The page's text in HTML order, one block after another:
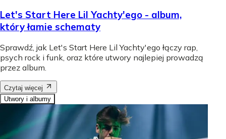
Let's Start Here Lil Yachty'ego - album,
który łamie schematy
Sprawdź, jak Let's Start Here Lil Yachty'ego łączy rap,
psych rock i funk, oraz które utwory najlepiej prowadzą
przez album.
Czytaj więcej
Utwory i albumy